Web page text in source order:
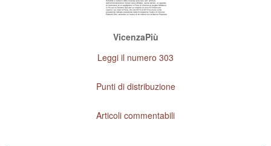
VicenzaPiù
Leggi il numero 303
Punti di distribuzione
Articoli commentabili